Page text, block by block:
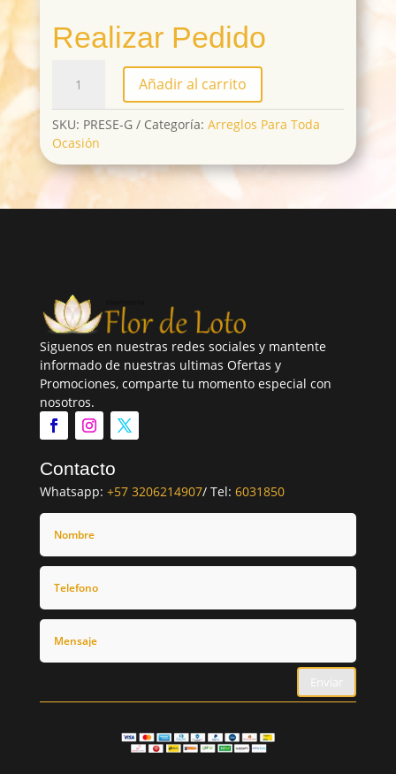
Realizar Pedido
cantidad
Añadir al carrito
SKU: PRESE-G Categoría: Arreglos Para Toda
Ocasión
Siguenos en nuestras redes sociales y mantente
informado de nuestras ultimas Ofertas y
Promociones, comparte tu momento especial con
nosotros.
Contacto
Whatsapp: +57 3206214907/ Tel: 6031850
Enviar